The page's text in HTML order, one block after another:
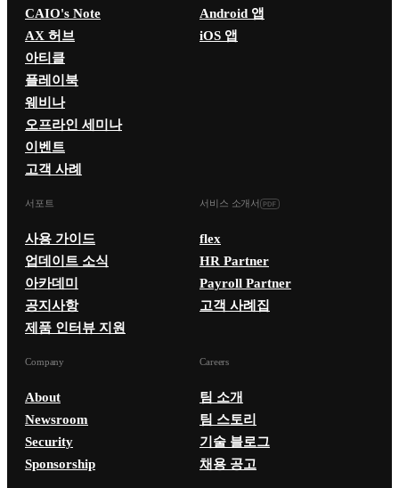
CAIO's Note
AX 허브
아티클
플레이북
웨비나
오프라인 세미나
이벤트
고객 사례
Android 앱
iOS 앱
서포트
사용 가이드
업데이트 소식
아카데미
공지사항
제품 인터뷰 지원
서비스 소개서
flex
HR Partner
Payroll Partner
고객 사례집
Company
About
Newsroom
Security
Sponsorship
Careers
팀 소개
팀 스토리
기술 블로그
채용 공고